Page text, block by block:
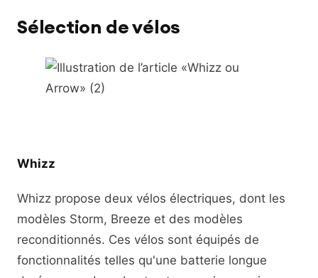
Sélection de vélos
Whizz
Whizz propose deux vélos électriques, dont les
modèles Storm, Breeze et des modèles
reconditionnés. Ces vélos sont équipés de
fonctionnalités telles qu'une batterie longue